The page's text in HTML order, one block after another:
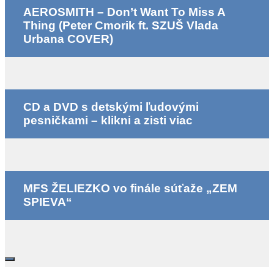
AEROSMITH – Don’t Want To Miss A
Thing (Peter Cmorik ft. SZUŠ Vlada
Urbana COVER)
CD a DVD s detskými ľudovými
pesničkami – klikni a zisti viac
MFS ŽELIEZKO vo finále súťaže „ZEM
SPIEVA“